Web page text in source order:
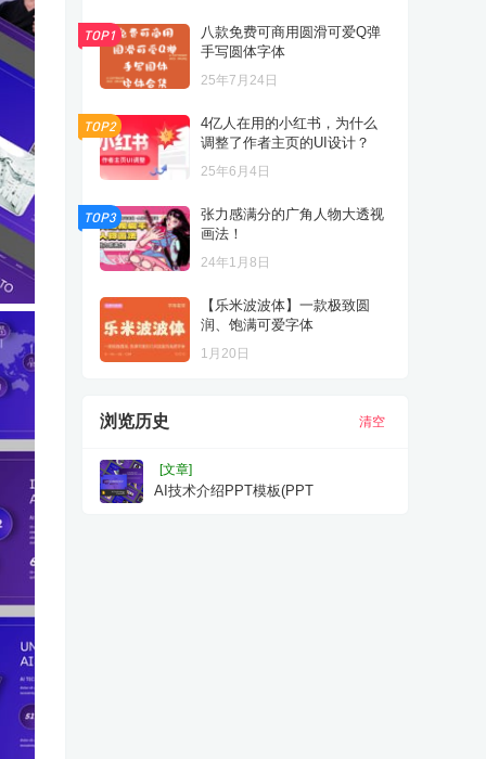
TOP1
八款免费可商用圆滑可爱Q弹
手写圆体字体
25年7月24日
TOP2
4亿人在用的小红书，为什么
调整了作者主页的UI设计？
25年6月4日
TOP3
张力感满分的广角人物大透视
画法！
24年1月8日
【乐米波波体】一款极致圆
润、饱满可爱字体
1月20日
浏览历史 清空
[文章]
AI技术介绍PPT模板(PPT